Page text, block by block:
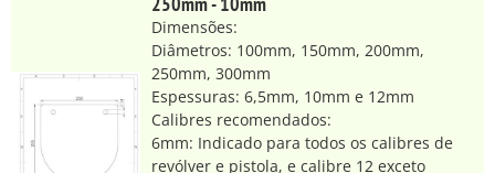
Dimensões:
Diâmetros: 100mm, 150mm, 200mm,
250mm, 300mm
Espessuras: 6,5mm, 10mm e 12mm
Calibres recomendados:
6mm: Indicado para todos os calibres de
revólver e pistola, e calibre 12 exceto